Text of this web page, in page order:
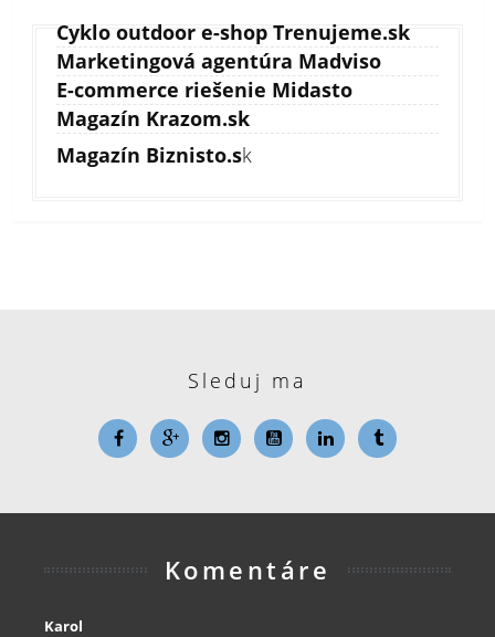
Cyklo outdoor e-shop Trenujeme.sk
Marketingová agentúra Madviso
E-commerce riešenie Midasto
Magazín Krazom.sk
Magazín Biznisto.sk
Sleduj ma
Komentáre
Karol